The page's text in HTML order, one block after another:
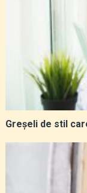
Greșeli de stil